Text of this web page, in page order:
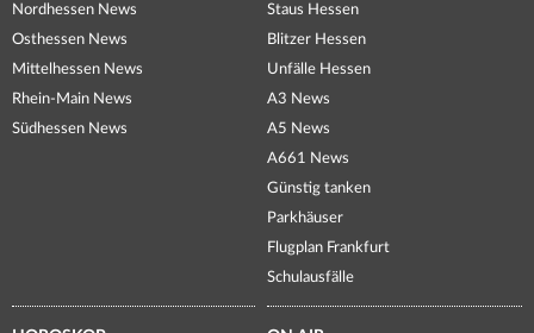
Nordhessen News
Osthessen News
Mittelhessen News
Rhein-Main News
Südhessen News
Staus Hessen
Blitzer Hessen
Unfälle Hessen
A3 News
A5 News
A661 News
Günstig tanken
Parkhäuser
Flugplan Frankfurt
Schulausfälle